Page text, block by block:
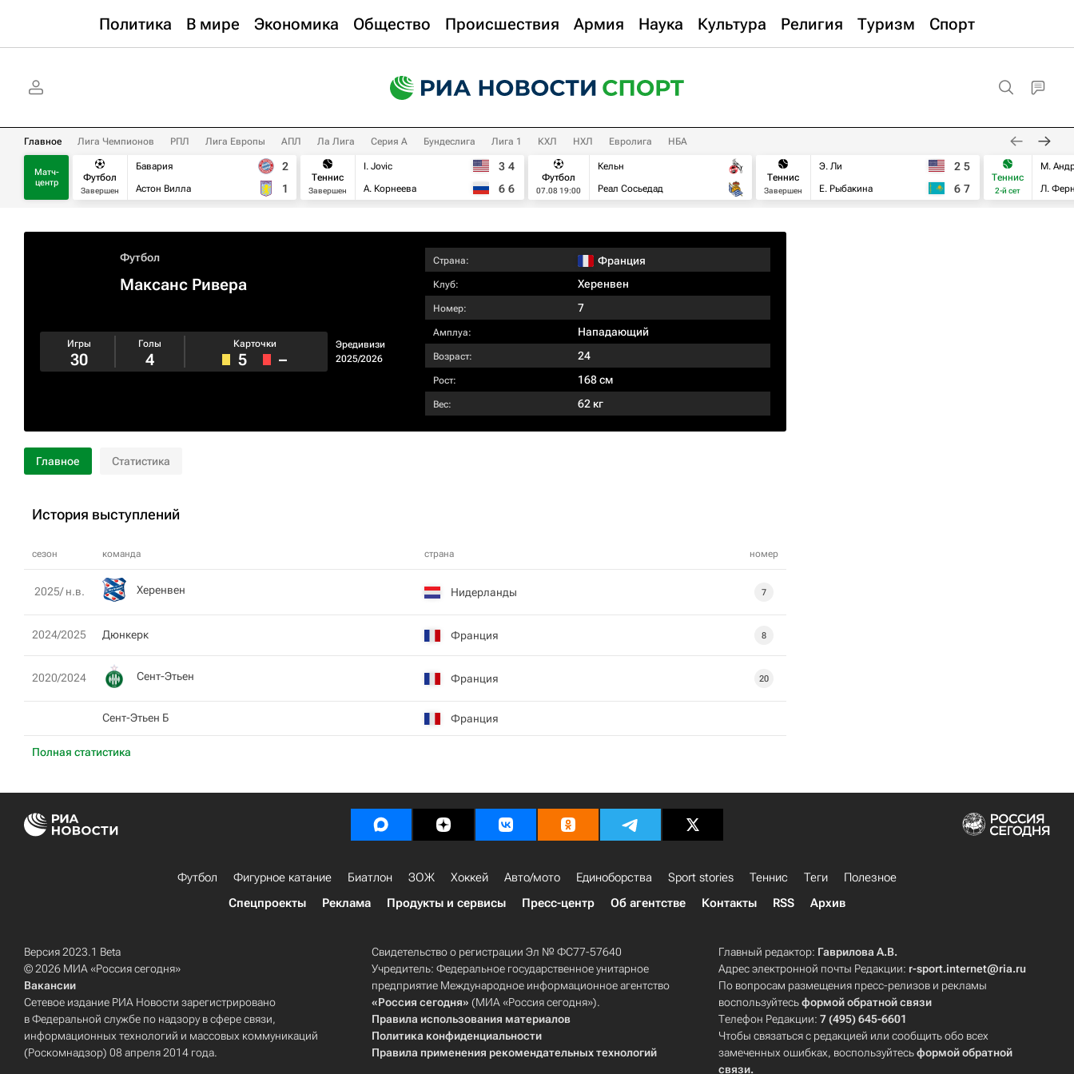
Политика В мире Экономика Общество Происшествия Армия Наука Культура Религия Туризм Спорт
Главное Лига Чемпионов РПЛ Лига Европы АПЛ Ла Лига Серия А Бундеслига Лига 1 КХЛ НХЛ Евролига НБА
Матч-
центр
Футбол
Завершен
Бавария
Астон Вилла
2
1
Теннис
Завершен
I. Jovic
А. Корнеева
3 4
6 6
Футбол
07.08 19:00
Кельн
Реал Сосьедад
Теннис
Завершен
Э. Ли
Е. Рыбакина
2 5
6 7
Теннис
2-й сет
М.
Л.
Футбол
Максанс Ривера
Эредивизи
2025/2026
Игры
30
Голы
4
Карточки
5 –
Страна: Франция
Клуб: Херенвен
Номер: 7
Амплуа: Нападающий
Возраст: 24
Рост: 168 см
Вес: 62 кг
Главное Статистика
История выступлений
сезон команда страна номер
Полная статистика
2025/ н.в. Херенвен Нидерланды 7
2024/2025 Дюнкерк Франция 8
2020/2024 Сент-Этьен Франция 20
Сент-Этьен Б Франция
Футбол Фигурное катание Биатлон ЗОЖ Хоккей Авто/мото Единоборства Sport stories Теннис Теги
Полезное
Спецпроекты
Реклама Продукты и сервисы Пресс-центр Об агентстве Контакты RSS Архив
Версия 2023.1 Beta
© 2026 МИА «Россия сегодня»
Вакансии
Сетевое издание РИА Новости зарегистрировано
в Федеральной службе по надзору в сфере связи,
информационных технологий и массовых коммуникаций
(Роскомнадзор) 08 апреля 2014 года.
Свидетельство о регистрации Эл № ФС77-57640
Учредитель: Федеральное государственное унитарное
предприятие Международное информационное агентство
«Россия сегодня» (МИА «Россия сегодня»).
Правила использования материалов
Политика конфиденциальности
Правила применения рекомендательных технологий
Главный редактор: Гаврилова А.В.
Адрес электронной почты Редакции: r-sport.internet@ria.ru
По вопросам размещения пресс-релизов и рекламы
воспользуйтесьформой обратной связи
Телефон Редакции:7 (495) 645-6601
Чтобы связаться с редакцией или сообщить обо всех
замеченных ошибках, воспользуйтесьформой обратной
связи.